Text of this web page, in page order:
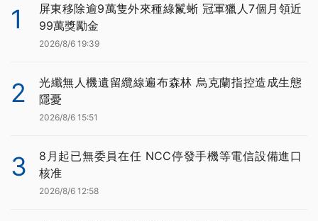
1
屏東移除逾9萬隻外來種綠鬣蜥 冠軍獵人7個月領近
99萬獎勵金
2026/8/6 19:39
2
光纖無人機遺留纜線遍布森林 烏克蘭指控造成生態
隱憂
2026/8/6 15:51
3
8月起已無委員在任 NCC停發手機等電信設備進口
核准
2026/8/6 12:58